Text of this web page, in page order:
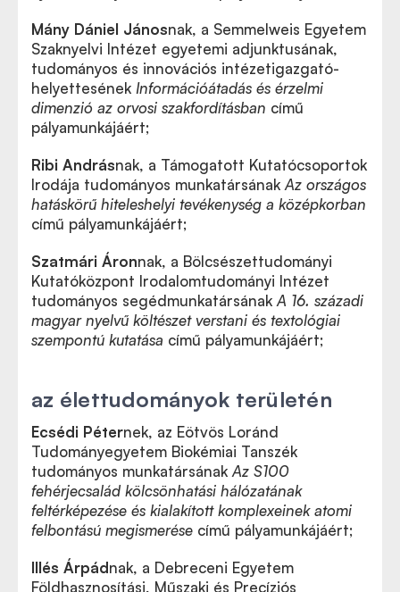
Mány Dániel Jánosnak, a Semmelweis Egyetem
Szaknyelvi Intézet egyetemi adjunktusának,
tudományos és innovációs intézetigazgató-
helyettesének Információátadás és érzelmi
dimenzió az orvosi szakfordításban című
pályamunkájáért;
Ribi Andrásnak, a Támogatott Kutatócsoportok
Irodája tudományos munkatársánakAz országos
hatáskörű hiteleshelyi tevékenység a középkorban
című pályamunkájáért;
Szatmári Áronnak, a Bölcsészettudományi
Kutatóközpont Irodalomtudományi Intézet
tudományos segédmunkatársánakA 16. századi
magyar nyelvű költészet verstani és textológiai
szempontú kutatása című pályamunkájáért;
az élettudományok területén
Ecsédi Péternek, az Eötvös Loránd
Tudományegyetem Biokémiai Tanszék
tudományos munkatársánakAz S100
fehérjecsalád kölcsönhatási hálózatának
feltérképezése és kialakított komplexeinek atomi
felbontású megismerése című pályamunkájáért;
Illés Árpádnak, a Debreceni Egyetem
Földhasznosítási, Műszaki és Precíziós